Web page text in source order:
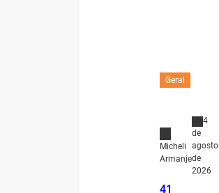
Geral
Micheli
Armanje
4
de
agosto
de
2026
41